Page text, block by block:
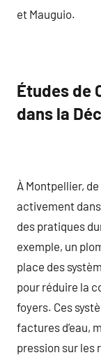
et Mauguio.
Études de
dans la
À Montpellier,
activement
des pratiques
exemple, un
place des
pour réduire la
foyers. Ces
factures d’eau,
pression sur les